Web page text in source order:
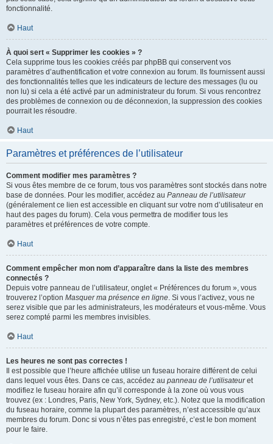
fonctionnalité.
Haut
À quoi sert « Supprimer les cookies » ?
Cela supprime tous les cookies créés par phpBB qui conservent vos
paramètres d’authentification et votre connexion au forum. Ils fournissent aussi
des fonctionnalités telles que les indicateurs de lecture des messages (lu ou
non lu) si cela a été activé par un administrateur du forum. Si vous rencontrez
des problèmes de connexion ou de déconnexion, la suppression des cookies
pourrait les résoudre.
Haut
Paramètres et préférences de l’utilisateur
Comment modifier mes paramètres ?
Si vous êtes membre de ce forum, tous vos paramètres sont stockés dans notre
base de données. Pour les modifier, accédez au Panneau de l’utilisateur
(généralement ce lien est accessible en cliquant sur votre nom d’utilisateur en
haut des pages du forum). Cela vous permettra de modifier tous les
paramètres et préférences de votre compte.
Haut
Comment empêcher mon nom d’apparaître dans la liste des membres
connectés ?
Depuis votre panneau de l’utilisateur, onglet « Préférences du forum », vous
trouverez l’option Masquer ma présence en ligne. Si vous l’activez, vous ne
serez visible que par les administrateurs, les modérateurs et vous-même. Vous
serez compté parmi les membres invisibles.
Haut
Les heures ne sont pas correctes !
Il est possible que l’heure affichée utilise un fuseau horaire différent de celui
dans lequel vous êtes. Dans ce cas, accédez au panneau de l’utilisateuret
modifiez le fuseau horaire afin qu’il corresponde à la zone où vous vous
trouvez (ex : Londres, Paris, New York, Sydney, etc.). Notez que la modification
du fuseau horaire, comme la plupart des paramètres, n’est accessible qu’aux
membres du forum. Donc si vous n’êtes pas enregistré, c’est le bon moment
pour le faire.